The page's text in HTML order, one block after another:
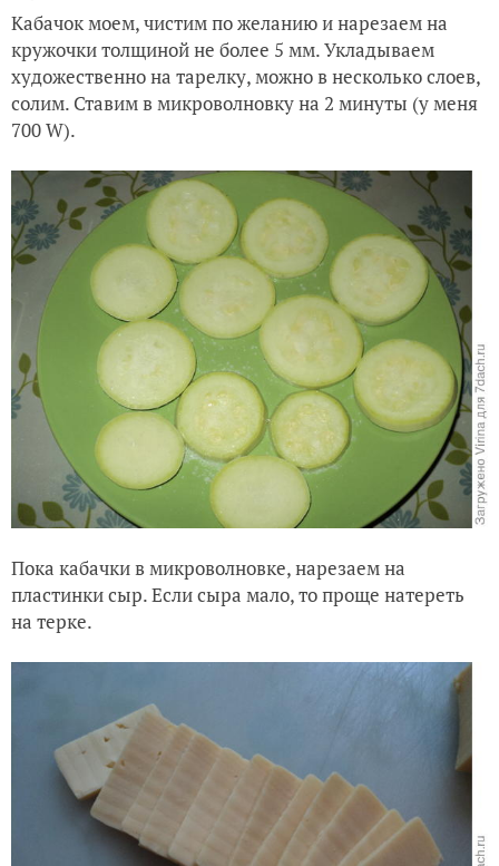
Кабачок моем, чистим по желанию и нарезаем на
кружочки толщиной не более 5 мм. Укладываем
художественно на тарелку, можно в несколько слоев,
солим. Ставим в микроволновку на 2 минуты (у меня
700 W).
Пока кабачки в микроволновке, нарезаем на
пластинки сыр. Если сыра мало, то проще натереть
на терке.